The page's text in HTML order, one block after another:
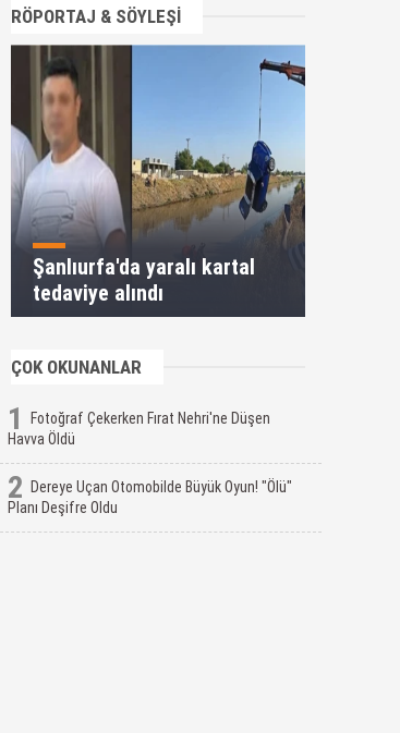
RÖPORTAJ & SÖYLEŞİ
Şanlıurfa'da yaralı kartal
tedaviye alındı
ÇOK OKUNANLAR
1
Fotoğraf Çekerken Fırat Nehri'ne Düşen
Havva Öldü
2
Dereye Uçan Otomobilde Büyük Oyun! "Ölü"
Planı Deşifre Oldu